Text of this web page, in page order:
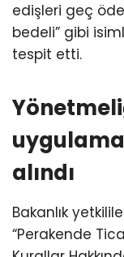
edişleri geç
bedeli” gibi
tespit etti.
alındı
Bakanlık
“Perakende